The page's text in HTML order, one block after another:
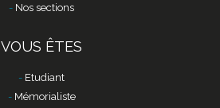
Nos sections
VOUS ÊTES
Etudiant
Mémorialiste